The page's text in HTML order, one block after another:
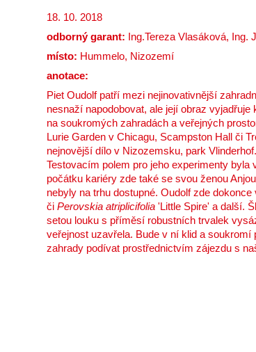
18. 10. 2018
odborný garant: Ing.Tereza Vlasáková, Ing.
místo: Hummelo, Nizozemí
anotace:
Piet Oudolf patří mezi nejinovativnější
nesnaží napodobovat, ale její obraz
na soukromých zahradách a veřejných
Lurie Garden v Chicagu, Scampston Hall či
nejnovější dílo v Nizozemsku, park Vlinderhof.
Testovacím polem pro jeho experimenty
počátku kariéry zde také se svou ženou
nebyly na trhu dostupné. Oudolf zde
či Perovskia atriplicifolia 'Little Spire' a další.
setou louku s příměsí robustních trvalek
veřejnost uzavřela. Bude v ní klid a
zahrady podívat prostřednictvím zájezdu s